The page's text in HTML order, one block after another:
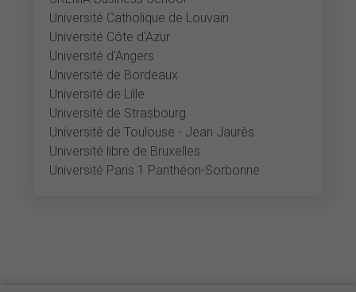
Université Catholique de Louvain
Université Côte d'Azur
Université d'Angers
Université de Bordeaux
Université de Lille
Université de Strasbourg
Université de Toulouse - Jean Jaurès
Université libre de Bruxelles
Université Paris 1 Panthéon-Sorbonne